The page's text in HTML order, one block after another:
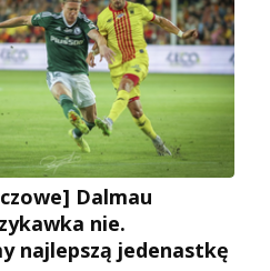
Dalmau
nie.
najlepszą jedenastkę